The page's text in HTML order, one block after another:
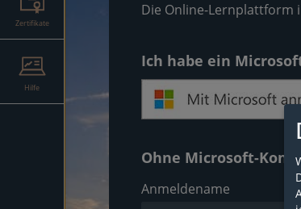
Zertifikate
Hilfe
Die Online-Lernplattform
Ich habe ein
Ohne Microsoft-
Anmeldename